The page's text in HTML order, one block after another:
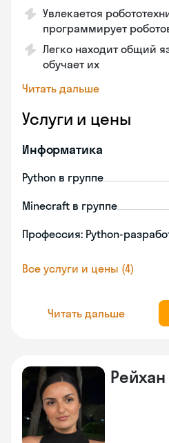
Увлекается
программирует
Легко находит общий
обучает их
Читать дальше
Услуги и цены
Информатика
Python в группе
Minecraft в группе
Профессия: Python-
Все услуги и цены (4)
Читать дальше
Рейхан